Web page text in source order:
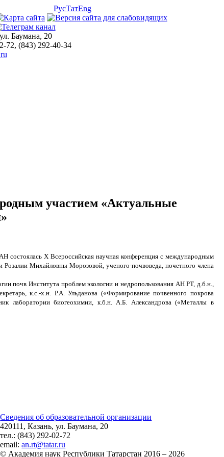
РусТатEng
Баумана, 20
72, (843) 292-40-34
участием «Актуальные
состоялась X Всероссийская научная конференция с международным
Михайловны Морозовой, ученого-почвоведа, почетного члена
почв Института проблем экологии и недропользования АН РТ, д.б.н.,
к.с.-х.н. Р.А. Ульданова («Формирование почвенного покрова
лаборатории биогеохимии, к.б.н. А.Б. Александрова («Металлы в
Сведения об образовательной организации
420111, Казань, ул. Баумана, 20
тел.: (843) 292-02-72
email:an.rt@tatar.ru
© Академия наук Республики Татарстан 2016 – 2026